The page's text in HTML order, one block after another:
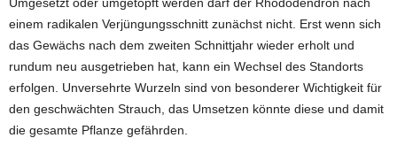
Umgesetzt oder umgetopft werden darf der Rhododendron nach
einem radikalen Verjüngungsschnitt zunächst nicht. Erst wenn sich
das Gewächs nach dem zweiten Schnittjahr wieder erholt und
rundum neu ausgetrieben hat, kann ein Wechsel des Standorts
erfolgen. Unversehrte Wurzeln sind von besonderer Wichtigkeit für
den geschwächten Strauch, das Umsetzen könnte diese und damit
die gesamte Pflanze gefährden.